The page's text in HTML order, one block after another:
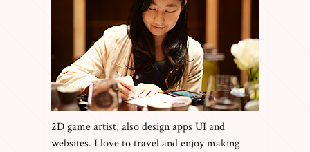
2D game artist, also design apps UI and
websites. I love to travel and enjoy making